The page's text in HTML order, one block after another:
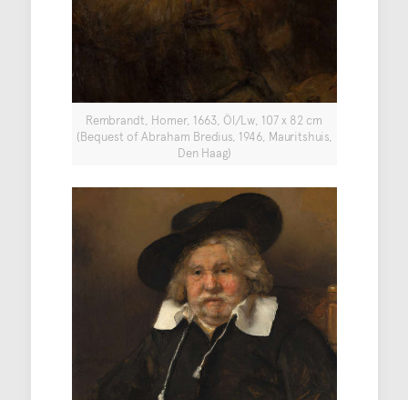
Rembrandt, Homer, 1663, Öl/Lw, 107 x 82 cm
(Bequest of Abraham Bredius, 1946, Mauritshuis,
Den Haag)